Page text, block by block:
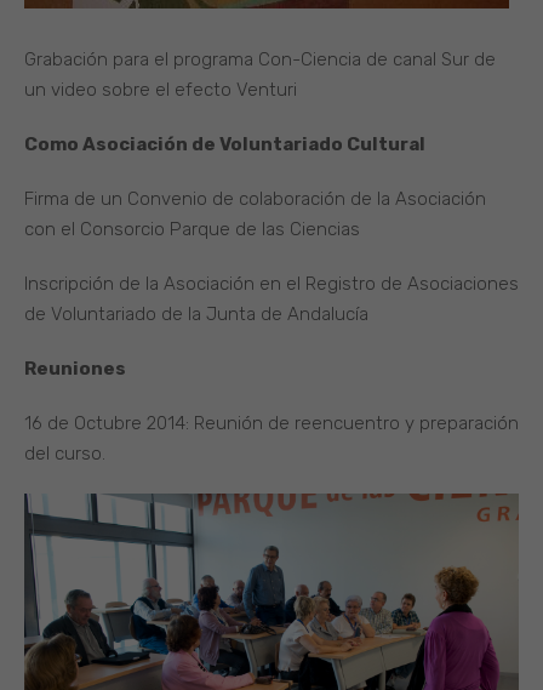
Grabación para el programa Con-Ciencia de canal Sur de
un video sobre el efecto Venturi
Como Asociación de Voluntariado Cultural
Firma de un Convenio de colaboración de la Asociación
con el Consorcio Parque de las Ciencias
Inscripción de la Asociación en el Registro de Asociaciones
de Voluntariado de la Junta de Andalucía
Reuniones
16 de Octubre 2014: Reunión de reencuentro y preparación
del curso.